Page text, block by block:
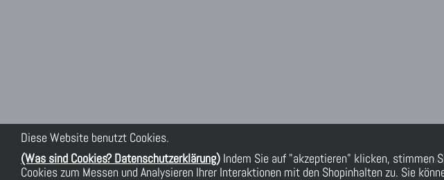
Diese Website benutzt Cookies.
(Was sind Cookies? Datenschutzerklärung) Indem Sie auf "akzeptieren" klicken, stimmen
Cookies zum Messen und Analysieren Ihrer Interaktionen mit den Shopinhalten zu. Sie